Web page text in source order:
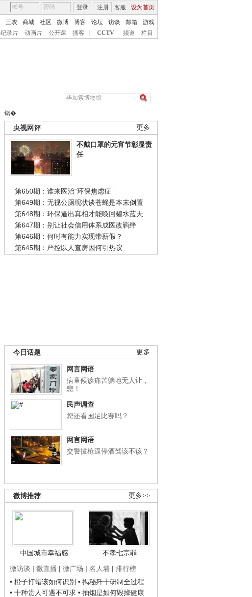
客服 设为首页
登录 注册
三农 商城 社区 微博 博客 论坛 访谈 邮箱
游戏
纪录片 动画片 公开课 播客 CCTV 频道 栏目
锘�
更多
央视网评
不戴口罩的元宵节彰显责
任
第650期：谁来医治“环保焦虑症”
第649期：无视公厕现状谈苍蝇是本末倒置
第648期：环保逼出真相才能唤回碧水蓝天
第647期：别让社会信用体系成医改羁绊
第646期：何时有能力实现带薪假？
第645期：严控以人查房因何引热议
更多
今日话题
网言网语
病童候诊痛苦躺地无人让，
悲！
民声调查
您还看国足比赛吗？
网言网语
交警拔枪逼停酒驾该不该？
更多>>
微博推荐
中国城市幸福感
不孝七宗罪
微访谈 | 微直播 | 微广场 | 名人墙 | 排行榜
• 橙子打蜡该如何识别 • 揭秘歼十研制全过程
• 十种贵人可遇不可求 • 抽烟是如何毁掉健康